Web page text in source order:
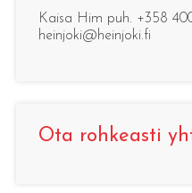
Kaisa Him puh. +358
heinjoki@heinjoki.fi
Ota rohkeasti